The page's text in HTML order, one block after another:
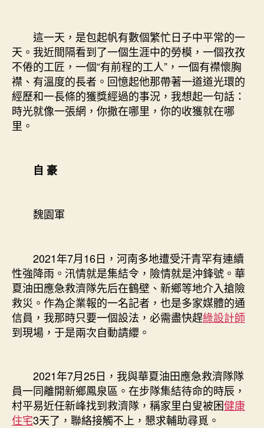
這一天，是包起帆有數個繁忙日子中平常的一
天。我近間隔看到了一個生涯中的勞模，一個孜孜
不倦的工匠，一個“有前程的工人”，一個有襟懷胸
襟、有溫度的長者。回憶起他那帶著一道道光環的
經歷和一長條的獲獎經過的事況，我想起一句話：
時光就像一張網，你撒在哪里，你的收獲就在哪
里。
自 豪
魏園軍
2021年7月16日，河南多地遭受汗青罕有連續
性強降雨。汛情就是集結令，險情就是沖鋒號。華
夏油田應急救濟隊先后在鶴壁、新鄉等地介入搶險
救災。作為企業報的一名記者，也是多家媒體的通
信員，我那時只要一個設法，必需盡快趕綠設計師
到現場，于是兩次自動請纓。
2021年7月25日，我與華夏油田應急救濟隊隊
員一同離開新鄉鳳泉區。在步隊集結待命的時辰，
村平易近任新峰找到救濟隊，稱家里白叟被困健康
住宅3天了，聯絡接觸不上，懇求輔助尋覓。